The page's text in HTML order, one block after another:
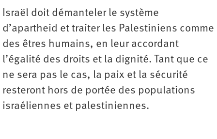
Israël doit démanteler le système
d’apartheid et traiter les Palestiniens comme
des êtres humains, en leur accordant
l’égalité des droits et la dignité. Tant que ce
ne sera pas le cas, la paix et la sécurité
resteront hors de portée des populations
israéliennes et palestiniennes.